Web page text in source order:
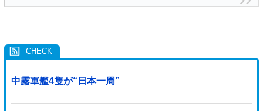
中露軍艦4隻が“日本一周”